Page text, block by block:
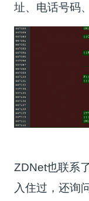
址、电话号码
ZDNet也联系
入住过，还询